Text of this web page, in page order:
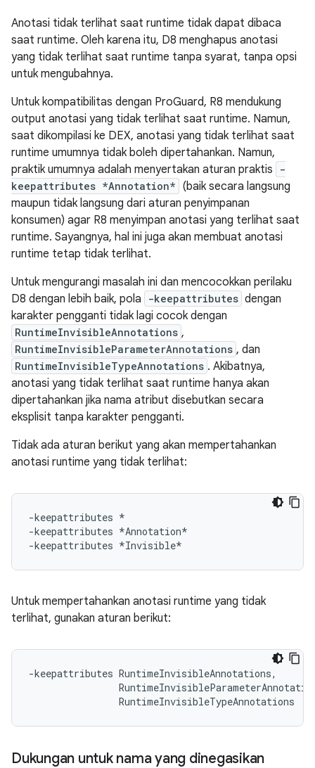
Anotasi tidak terlihat saat runtime tidak dapat dibaca
saat runtime. Oleh karena itu, D8 menghapus anotasi
yang tidak terlihat saat runtime tanpa syarat, tanpa opsi
untuk mengubahnya.
Untuk kompatibilitas dengan ProGuard, R8 mendukung
output anotasi yang tidak terlihat saat runtime. Namun,
saat dikompilasi ke DEX, anotasi yang tidak terlihat saat
runtime umumnya tidak boleh dipertahankan. Namun,
praktik umumnya adalah menyertakan aturan praktis
-
keepattributes *Annotation* (baik secara langsung
maupun tidak langsung dari aturan penyimpanan
konsumen) agar R8 menyimpan anotasi yang terlihat saat
runtime. Sayangnya, hal ini juga akan membuat anotasi
runtime tetap tidak terlihat.
Untuk mengurangi masalah ini dan mencocokkan perilaku
D8 dengan lebih baik, pola
-keepattributes dengan
karakter pengganti tidak lagi cocok dengan
RuntimeInvisibleAnnotations ,
RuntimeInvisibleParameterAnnotations , dan
RuntimeInvisibleTypeAnnotations . Akibatnya,
anotasi yang tidak terlihat saat runtime hanya akan
dipertahankan jika nama atribut disebutkan secara
eksplisit tanpa karakter pengganti.
Tidak ada aturan berikut yang akan mempertahankan
anotasi runtime yang tidak terlihat:
-keepattributes *
-keepattributes *Annotation*
Untuk mempertahankan anotasi runtime yang tidak
terlihat, gunakan aturan berikut:
-keepattributes RuntimeInvisibleAnnotations,
Dukungan untuk nama yang dinegasikan